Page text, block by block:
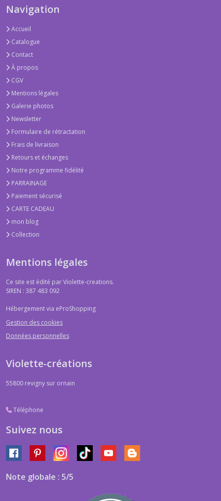
Navigation
Accueil
Catalogue
Contact
À propos
CGV
Mentions légales
Galerie photos
Newsletter
Formulaire de rétractation
Frais de livraison
Retours et échanges
Notre programme fidélité
PARRAINAGE
Paiement sécurisé
CARTE CADEAU
mon blog
Collection
Mentions légales
Ce site est édité par Violette-creations.
SIREN : 387 483 092
Hébergement via eProShopping
Gestion des cookies
Données personnelles
Violette-créations
55800 revigny sur ornain
Téléphone
Suivez nous
Note globale : 5/5